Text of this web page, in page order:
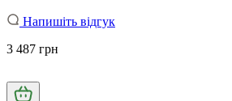
Напишіть відгук
3 487 грн